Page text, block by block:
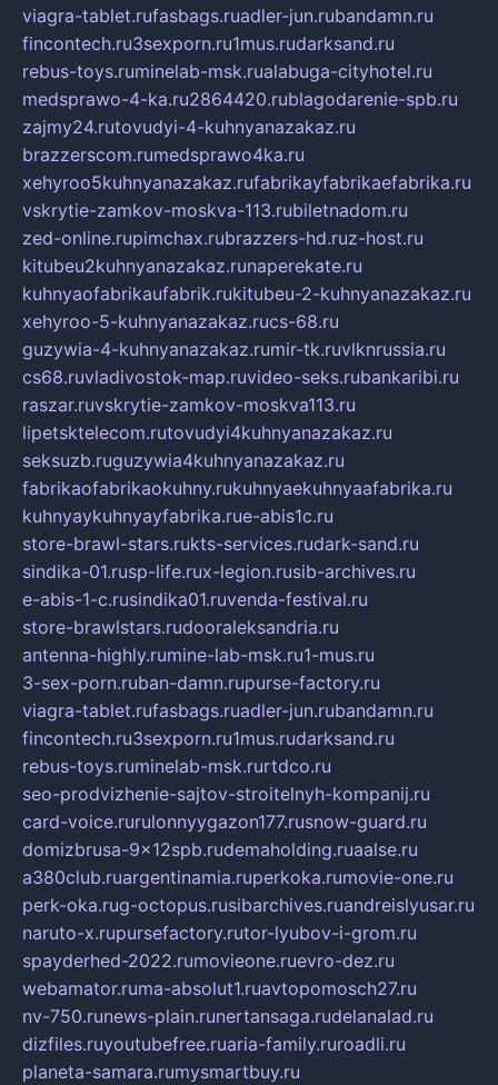
viagra-tablet.rufasbags.ruadler-jun.rubandamn.ru
fincontech.ru3sexporn.ru1mus.rudarksand.ru
rebus-toys.ruminelab-msk.rualabuga-cityhotel.ru
medsprawo-4-ka.ru2864420.rublagodarenie-spb.ru
zajmy24.rutovudyi-4-kuhnyanazakaz.ru
brazzerscom.rumedsprawo4ka.ru
xehyroo5kuhnyanazakaz.rufabrikayfabrikaefabrika.ru
vskrytie-zamkov-moskva-113.rubiletnadom.ru
zed-online.rupimchax.rubrazzers-hd.ruz-host.ru
kitubeu2kuhnyanazakaz.runaperekate.ru
kuhnyaofabrikaufabrik.rukitubeu-2-kuhnyanazakaz.ru
xehyroo-5-kuhnyanazakaz.rucs-68.ru
guzywia-4-kuhnyanazakaz.rumir-tk.ruvlknrussia.ru
cs68.ruvladivostok-map.ruvideo-seks.rubankaribi.ru
raszar.ruvskrytie-zamkov-moskva113.ru
lipetsktelecom.rutovudyi4kuhnyanazakaz.ru
seksuzb.ruguzywia4kuhnyanazakaz.ru
fabrikaofabrikaokuhny.rukuhnyaekuhnyaafabrika.ru
kuhnyaykuhnyayfabrika.rue-abis1c.ru
store-brawl-stars.rukts-services.rudark-sand.ru
sindika-01.rusp-life.rux-legion.rusib-archives.ru
e-abis-1-c.rusindika01.ruvenda-festival.ru
store-brawlstars.rudooraleksandria.ru
antenna-highly.rumine-lab-msk.ru1-mus.ru
3-sex-porn.ruban-damn.rupurse-factory.ru
viagra-tablet.rufasbags.ruadler-jun.rubandamn.ru
fincontech.ru3sexporn.ru1mus.rudarksand.ru
rebus-toys.ruminelab-msk.rurtdco.ru
seo-prodvizhenie-sajtov-stroitelnyh-kompanij.ru
card-voice.rurulonnyygazon177.rusnow-guard.ru
domizbrusa-9x12spb.rudemaholding.ruaalse.ru
a380club.ruargentinamia.ruperkoka.rumovie-one.ru
perk-oka.rug-octopus.rusibarchives.ruandreislyusar.ru
naruto-x.rupursefactory.rutor-lyubov-i-grom.ru
spayderhed-2022.rumovieone.ruevro-dez.ru
webamator.ruma-absolut1.ruavtopomosch27.ru
nv-750.runews-plain.runertansaga.rudelanalad.ru
dizfiles.ruyoutubefree.ruaria-family.ruroadli.ru
planeta-samara.rumysmartbuy.ru